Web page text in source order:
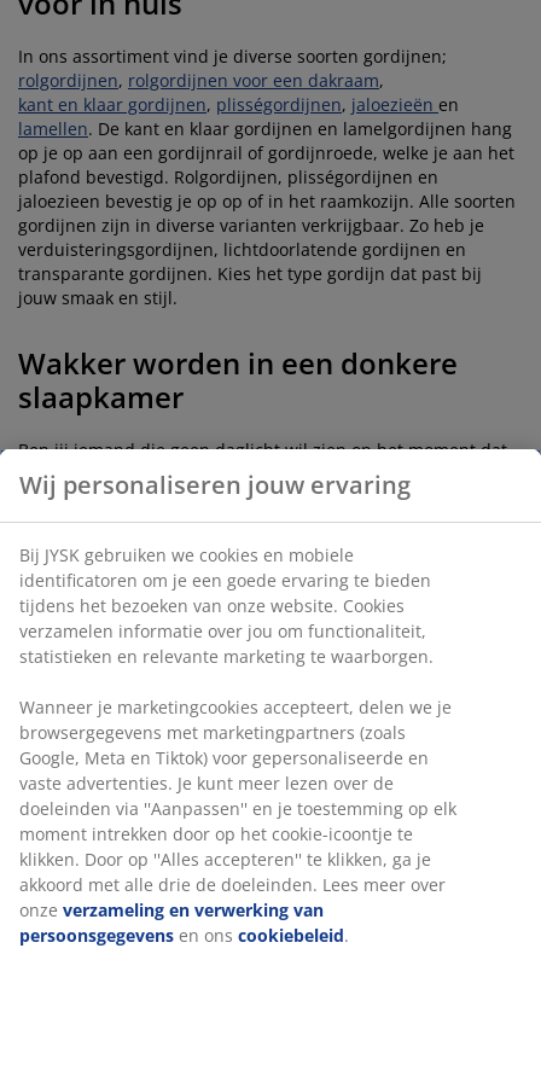
In ons assortiment vind je diverse soorten gordijnen;
rolgordijnen, rolgordijnen voor een dakraam,
kant en klaar gordijnen, plisségordijnen, jaloezieën en
lamellen. De kant en klaar gordijnen en lamelgordijnen hang
op je op aan een gordijnrail of gordijnroede, welke je aan het
plafond bevestigd. Rolgordijnen, plisségordijnen en
jaloezieen bevestig je op op of in het raamkozijn. Alle soorten
gordijnen zijn in diverse varianten verkrijgbaar. Zo heb je
verduisteringsgordijnen, lichtdoorlatende gordijnen en
transparante gordijnen. Kies het type gordijn dat past bij
jouw smaak en stijl.
Wakker worden in een donkere
slaapkamer
Ben jij iemand die geen daglicht wil zien op het moment dat
je gaat slapen? Dan zijn verduisterende gordijnen precies wat
jij zoekt. Hier zit namelijk een stof in die het daglicht volledig
afdekt, waardoor er in jouw kamer geen licht van buiten meer
komt. Daarnaast werken dit soort gordijnen ook isolerend.
Door de dikte van de stof worden warmte en kou van buiten
tegengehouden. Hierdoor is de temperatuur in jouw
slaapkamer aangenamer en kun je daardoor beter slapen.
gordijnen
Houd je van licht in je kamer en vind je het prettig als het
daglicht door je gordijnen schijnt? Kies dan voor
lichtdoorlatende gordijnen en rolgordijnen. Hierbij wordt het
daglicht niet volledig afgedekt en zie je alsnog licht in je
kamer. Deze gordijnen kunnen worden gebruikt in bijna
iedere kamer; slaapkamer, kinderkamer, babykamer en ook
de woonkamer. Net zoals de verduisterende gordijnen,
zorgen ook de lichtdoorlatende gordijnen voor het
Wij personaliseren jouw ervaring
Bij JYSK gebruiken we cookies en mobiele
identificatoren om je een goede ervaring te bieden
tijdens het bezoeken van onze website. Cookies
verzamelen informatie over jou om functionaliteit,
statistieken en relevante marketing te waarborgen.
Wanneer je marketingcookies accepteert, delen we je
browsergegevens met marketingpartners (zoals
Google, Meta en Tiktok) voor gepersonaliseerde en
vaste advertenties. Je kunt meer lezen over de
doeleinden via ''Aanpassen'' en je toestemming op elk
moment intrekken door op het cookie-icoontje te
klikken. Door op ''Alles accepteren'' te klikken, ga je
akkoord met alle drie de doeleinden. Lees meer over
onze verzameling en verwerking van
persoonsgegevens en ons cookiebeleid.